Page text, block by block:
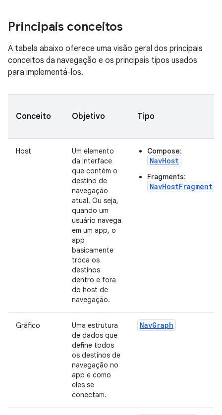
Principais conceitos
A tabela abaixo oferece uma visão geral dos principais
conceitos da navegação e os principais tipos usados
para implementá-los.
Conceito Objetivo Tipo
Host
Um elemento
da interface
que contém o
destino de
navegação
atual. Ou seja,
quando um
usuário navega
em um app, o
app
basicamente
troca os
destinos
dentro e fora
do host de
navegação.
Compose:
NavHost
Fragments:
NavHostFragment
Gráfico
Uma estrutura
de dados que
define todos
os destinos de
navegação no
app e como
eles se
conectam.
NavGraph